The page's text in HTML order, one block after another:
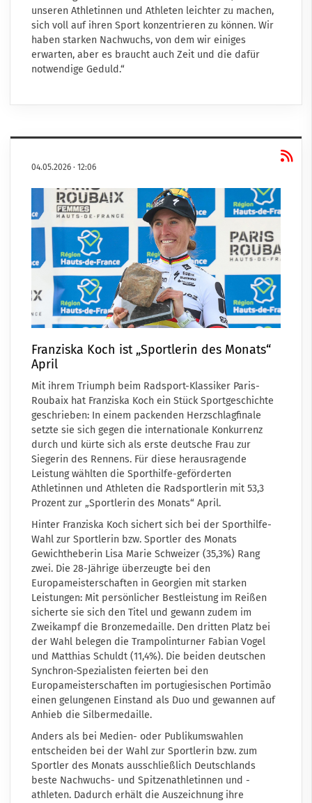
unseren Athletinnen und Athleten leichter zu machen,
sich voll auf ihren Sport konzentrieren zu können. Wir
haben starken Nachwuchs, von dem wir einiges
erwarten, aber es braucht auch Zeit und die dafür
notwendige Geduld.“
04.05.2026 · 12:06
Franziska Koch ist „Sportlerin des Monats“
April
Mit ihrem Triumph beim Radsport-Klassiker Paris-
Roubaix hat Franziska Koch ein Stück Sportgeschichte
geschrieben: In einem packenden Herzschlagfinale
setzte sie sich gegen die internationale Konkurrenz
durch und kürte sich als erste deutsche Frau zur
Siegerin des Rennens. Für diese herausragende
Leistung wählten die Sporthilfe-geförderten
Athletinnen und Athleten die Radsportlerin mit 53,3
Prozent zur „Sportlerin des Monats“ April.
Hinter Franziska Koch sichert sich bei der Sporthilfe-
Wahl zur Sportlerin bzw. Sportler des Monats
Gewichtheberin Lisa Marie Schweizer (35,3%) Rang
zwei. Die 28-Jährige überzeugte bei den
Europameisterschaften in Georgien mit starken
Leistungen: Mit persönlicher Bestleistung im Reißen
sicherte sie sich den Titel und gewann zudem im
Zweikampf die Bronzemedaille. Den dritten Platz bei
der Wahl belegen die Trampolinturner Fabian Vogel
und Matthias Schuldt (11,4%). Die beiden deutschen
Synchron-Spezialisten feierten bei den
Europameisterschaften im portugiesischen Portimão
einen gelungenen Einstand als Duo und gewannen auf
Anhieb die Silbermedaille.
Anders als bei Medien- oder Publikumswahlen
entscheiden bei der Wahl zur Sportlerin bzw. zum
Sportler des Monats ausschließlich Deutschlands
beste Nachwuchs- und Spitzenathletinnen und -
athleten. Dadurch erhält die Auszeichnung ihre